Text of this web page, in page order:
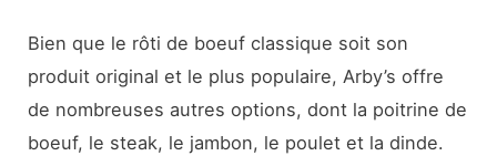
Bien que le rôti de boeuf classique soit son
produit original et le plus populaire, Arby’s offre
de nombreuses autres options, dont la poitrine de
boeuf, le steak, le jambon, le poulet et la dinde.